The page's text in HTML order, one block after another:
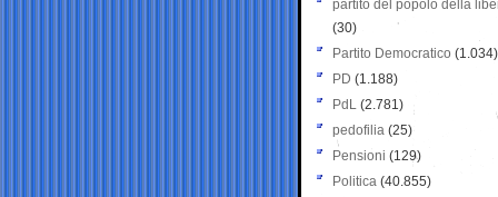
partito del popolo della
(30)
Partito Democratico (1.034)
PD (1.188)
PdL (2.781)
pedofilia (25)
Pensioni (129)
Politica (40.855)